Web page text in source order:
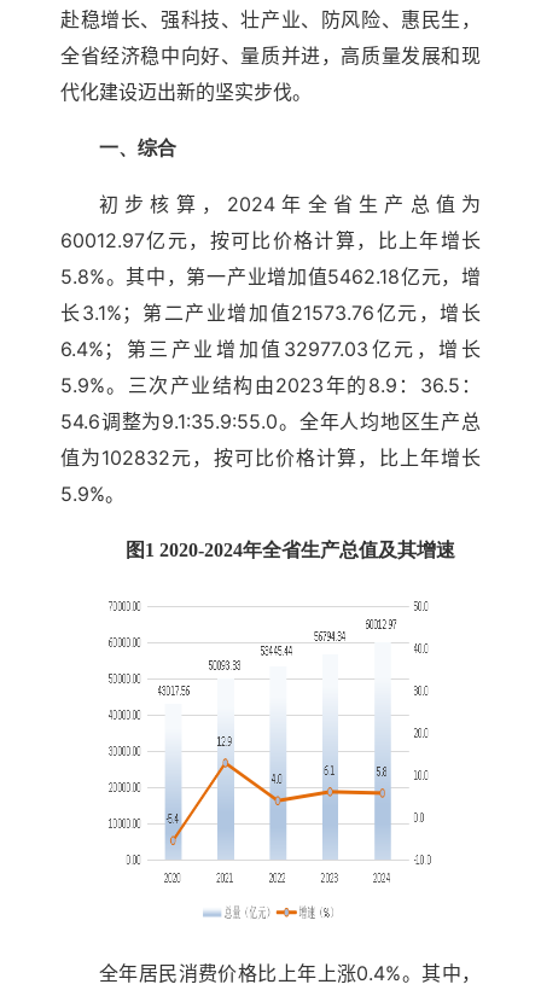
赴稳增长、强科技、壮产业、防风险、惠民生，
全省经济稳中向好、量质并进，高质量发展和现
代化建设迈出新的坚实步伐。
一、综合
初步核算，2024年全省生产总值为
60012.97亿元，按可比价格计算，比上年增长
5.8%。其中，第一产业增加值5462.18亿元，增
长3.1%；第二产业增加值21573.76亿元，增长
6.4%；第三产业增加值32977.03亿元，增长
5.9%。三次产业结构由2023年的8.9：36.5：
54.6调整为9.1:35.9:55.0。全年人均地区生产总
值为102832元，按可比价格计算，比上年增长
5.9%。
图1 2020-2024年全省生产总值及其增速
全年居民消费价格比上年上涨0.4%。其中，